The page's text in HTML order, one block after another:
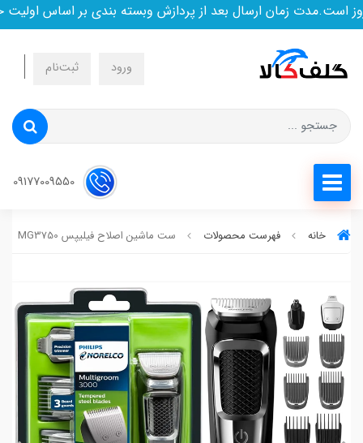
زمان ارسال بعد از پردازش وبسته بندی بر اساس اولیت
ورود ثبت‌نام
خانه فهرست محصولات ست ماشین اصلاح فیلیپس MG3750